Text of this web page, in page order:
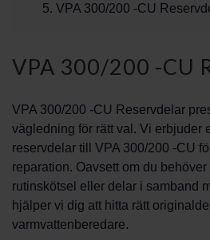
VPA 300/200 -CU
VPA 300/200 -CU
VPA 300/200 -CU Reservdelar
vägledning för rätt val. Vi erbjuder
reservdelar till VPA 300/200 -CU
reparation. Oavsett om du
rutinskötsel eller delar i samband
hjälper vi dig att hitta rätt
varmvattenberedare.